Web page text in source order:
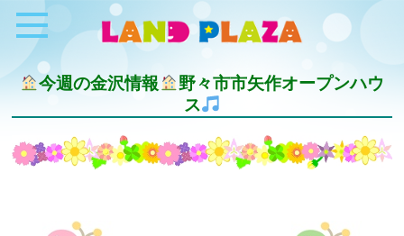
今週の金沢情報
野々市市矢作オープンハウ
ス